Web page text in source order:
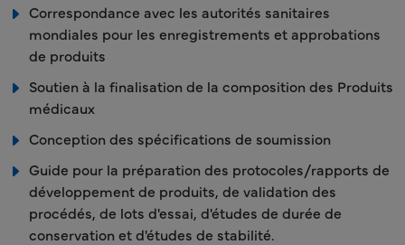
Correspondance avec les autorités sanitaires
mondiales pour les enregistrements et approbations
de produits
Soutien à la finalisation de la composition des Produits
médicaux
Conception des spécifications de soumission
Guide pour la préparation des protocoles/rapports de
développement de produits, de validation des
procédés, de lots d'essai, d'études de durée de
conservation et d'études de stabilité.